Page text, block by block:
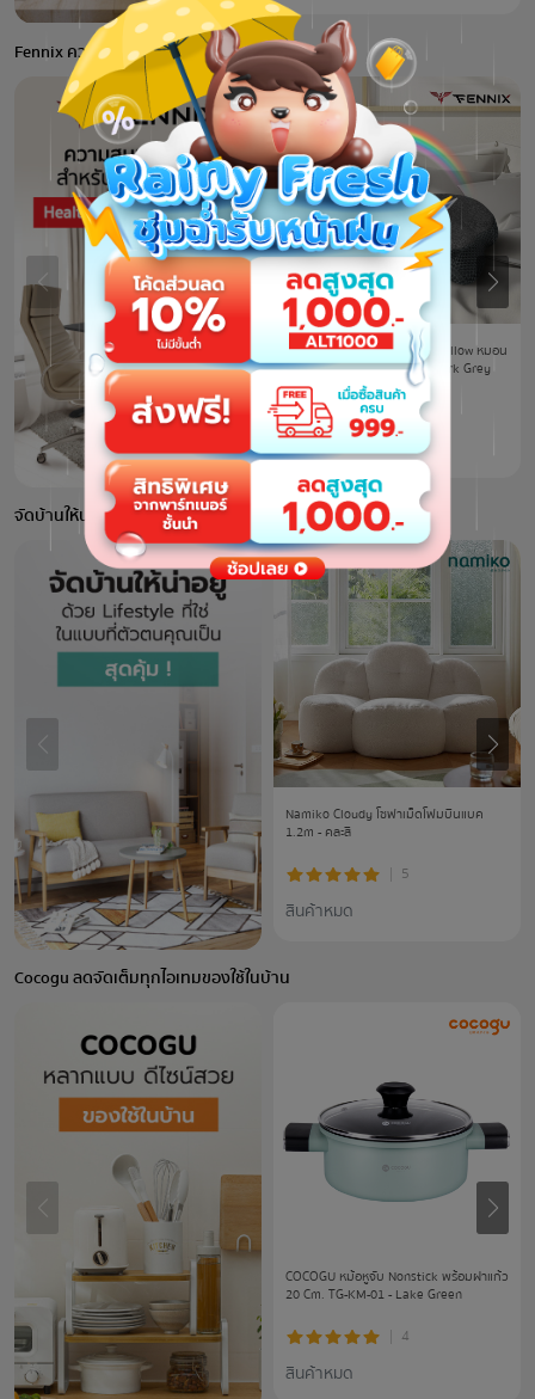
Fennix ความสมบูรณ์แบบ สำหรับทุก lifestyle
Fennix Ergonomic รุ่น Ergo Pillow หมอน
เพื่อสุขภาพปรับระดับสูงต่ำ - Dark Grey
฿1,590.-฿3,290.-
จัดบ้านให้น่าอยู่ ด้วยเฟอร์นิเจอร์สุดคุ้ม
Namiko Cloudy โซฟาเม็ดโฟมบีนแบค
1.2m - คละสี
5
สินค้าหมด
Cocogu ลดจัดเต็มทุกไอเทมของใช้ในบ้าน
COCOGU หม้อหูจับ Nonstick พร้อมฝาแก้ว
20 Cm. TG-KM-01 - Lake Green
4
สินค้าหมด